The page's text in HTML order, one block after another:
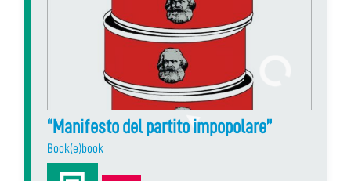
“Manifesto del partito impopolare”
Book(e)book